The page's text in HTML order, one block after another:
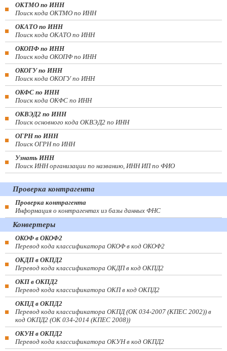
ОКТМО по ИНН
Поиск кода ОКТМО по ИНН
ОКАТО по ИНН
Поиск кода ОКАТО по ИНН
ОКОПФ по ИНН
Поиск кода ОКОПФ по ИНН
ОКОГУ по ИНН
Поиск кода ОКОГУ по ИНН
ОКФС по ИНН
Поиск кода ОКФС по ИНН
ОКВЭД2 по ИНН
Поиск основного кода ОКВЭД2 по ИНН
ОГРН по ИНН
Поиск ОГРН по ИНН
Узнать ИНН
Поиск ИНН организации по названию, ИНН ИП по ФИО
Проверка контрагента
Проверка контрагента
Информация о контрагентах из базы данных ФНС
Конвертеры
ОКОФ в ОКОФ2
Перевод кода классификатора ОКОФ в код ОКОФ2
ОКДП в ОКПД2
Перевод кода классификатора ОКДП в код ОКПД2
ОКП в ОКПД2
Перевод кода классификатора ОКП в код ОКПД2
ОКПД в ОКПД2
Перевод кода классификатора ОКПД (ОК 034-2007 (КПЕС 2002)) в
код ОКПД2 (ОК 034-2014 (КПЕС 2008))
ОКУН в ОКПД2
Перевод кода классификатора ОКУН в код ОКПД2